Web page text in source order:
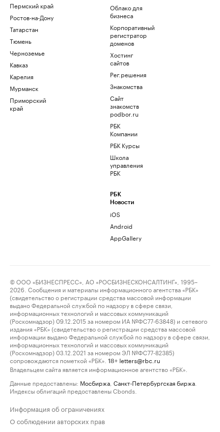
Пермский край
Ростов-на-Дону
Татарстан
Тюмень
Черноземье
Кавказ
Карелия
Мурманск
Приморский
край
Облако для
бизнеса
Корпоративный
регистратор
доменов
Хостинг
сайтов
Рег.решения
Знакомства
Сайт
знакомств
podbor.ru
РБК
Компании
РБК Курсы
Школа
управления
РБК
РБК
Новости
iOS
Android
AppGallery
© ООО «БИЗНЕСПРЕСС», АО «РОСБИЗНЕСКОНСАЛТИНГ», 1995–
2026. Сообщения и материалы информационного агентства «РБК»
(свидетельство о регистрации средства массовой информации
выдано Федеральной службой по надзору в сфере связи,
информационных технологий и массовых коммуникаций
(Роскомнадзор) 09.12.2015 за номером ИА №ФС77-63848) и сетевого
издания «РБК» (свидетельство о регистрации средства массовой
информации выдано Федеральной службой по надзору в сфере связи,
информационных технологий и массовых коммуникаций
(Роскомнадзор) 03.12.2021 за номером ЭЛ №ФС77-82385)
сопровождаются пометкой «РБК».
18+ letters@rbc.ru
Владельцем сайта является информационное агентство «РБК».
Данные предоставлены: Мосбиржа Санкт-Петербургская биржа
Индексы облигаций предоставлены Cbonds.
Информация об ограничениях
О соблюдении авторских прав